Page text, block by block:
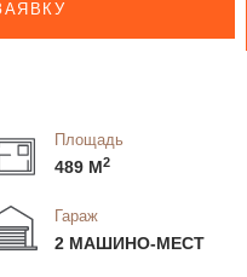
Площадь
489 М2
Гараж
2 МАШИНО-МЕСТ